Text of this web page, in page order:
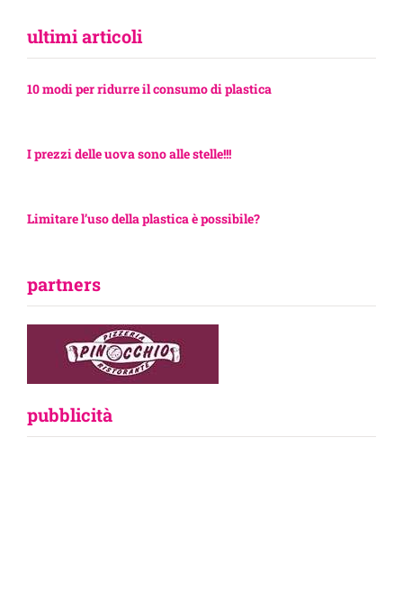
ultimi articoli
10 modi per ridurre il consumo di plastica
I prezzi delle uova sono alle stelle!!!
Limitare l’uso della plastica è possibile?
partners
pubblicità